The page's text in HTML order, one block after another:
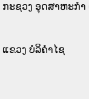
ກະຊວງ ອຸດສາຫະກຳ
ແຂວງ ບໍລິຄໍາໄຊ